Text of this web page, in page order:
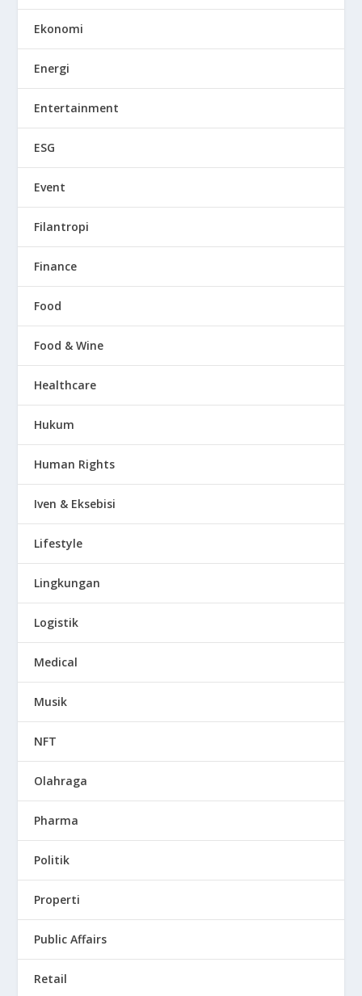
Ekonomi
Energi
Entertainment
ESG
Event
Filantropi
Finance
Food
Food & Wine
Healthcare
Hukum
Human Rights
Iven & Eksebisi
Lifestyle
Lingkungan
Logistik
Medical
Musik
NFT
Olahraga
Pharma
Politik
Properti
Public Affairs
Retail